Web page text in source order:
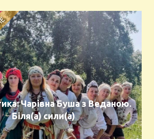
Чарівна Буша з Веданою.
Біля(а) сили(а)